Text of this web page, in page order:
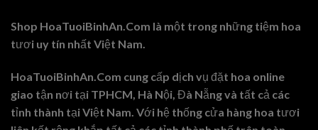
Shop HoaTuoiBinhAn.Com là một trong những tiệm hoa
tươi uy tín nhất Việt Nam.
HoaTuoiBinhAn.Com cung cấp dịch vụ đặt hoa online
giao tận nơi tại TPHCM, Hà Nội, Đà Nẵng và tất cả các
tỉnh thành tại Việt Nam. Với hệ thống cửa hàng hoa tươi